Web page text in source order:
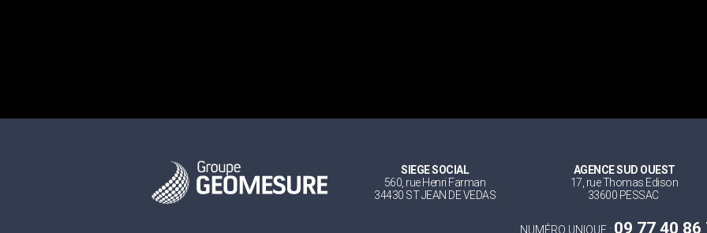
SIEGE SOCIAL
560, rue Henri Farman
34430 ST JEAN DE VEDAS
AGENCE SUD OUEST
17, rue Thomas Edison
33600 PESSAC
NUMÉRO UNIQUE : 09 77 40 86